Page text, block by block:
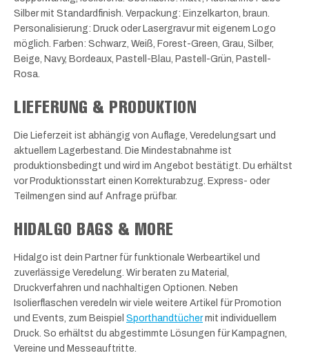
Silber mit Standardfinish. Verpackung: Einzelkarton, braun.
Personalisierung: Druck oder Lasergravur mit eigenem Logo
möglich. Farben: Schwarz, Weiß, Forest-Green, Grau, Silber,
Beige, Navy, Bordeaux, Pastell-Blau, Pastell-Grün, Pastell-
Rosa.
LIEFERUNG & PRODUKTION
Die Lieferzeit ist abhängig von Auflage, Veredelungsart und
aktuellem Lagerbestand. Die Mindestabnahme ist
produktionsbedingt und wird im Angebot bestätigt. Du erhältst
vor Produktionsstart einen Korrekturabzug. Express- oder
Teilmengen sind auf Anfrage prüfbar.
HIDALGO BAGS & MORE
Hidalgo ist dein Partner für funktionale Werbeartikel und
zuverlässige Veredelung. Wir beraten zu Material,
Druckverfahren und nachhaltigen Optionen. Neben
Isolierflaschen veredeln wir viele weitere Artikel für Promotion
und Events, zum Beispiel Sporthandtüchermit individuellem
Druck. So erhältst du abgestimmte Lösungen für Kampagnen,
Vereine und Messeauftritte.